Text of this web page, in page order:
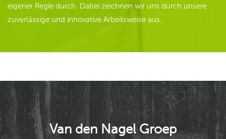
eigener Regie durch. Dabei zeichnen wir uns durch unsere
zuverlässige und innovative Arbeitsweise aus.
Van den Nagel Groep